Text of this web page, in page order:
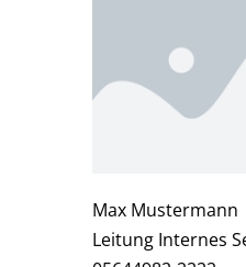
Max Mustermann
Leitung Internes